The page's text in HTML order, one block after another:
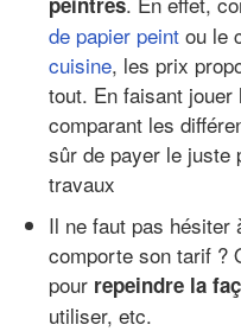
de papier peint ou le
cuisine, les prix
tout. En faisant
comparant les
sûr de payer le juste
travaux
Il ne faut pas hésiter
comporte son tarif ?
pour repeindre la
utiliser, etc.